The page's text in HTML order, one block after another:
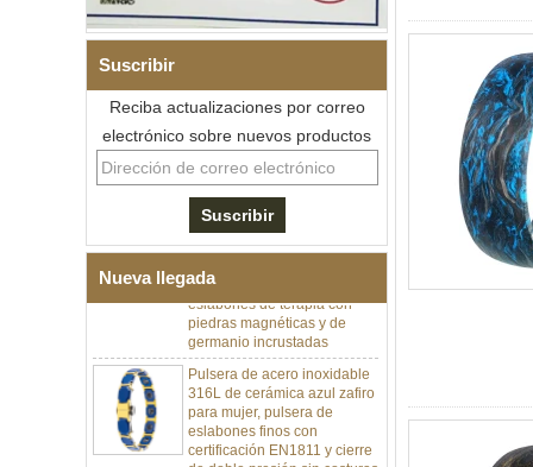
Suscribir
Reciba actualizaciones por correo
electrónico sobre nuevos productos
Nueva llegada
Pulsera de eslabones I de
acero inoxidable 304 de
para hombre, cierre
desplegable de doble
eslabones de terapia con
germanio incrustadas
Pulsera de acero inoxidable
316L de cerámica azul zafiro
para mujer, pulsera de
eslabones finos con
certificación EN1811 y cierre
de doble presión sin costuras